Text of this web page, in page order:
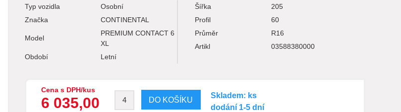
Typ vozidla
Osobní
Značka
CONTINENTAL
Model
PREMIUM CONTACT 6
XL
Období
Letní
Šířka
205
Profil
60
Průměr
R16
Artikl
03588380000
Cena s DPH/kus
6 035,00
Skladem: ks
dodání 1-5 dní